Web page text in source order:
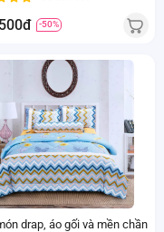
-50%
drap, áo gối và mền chần